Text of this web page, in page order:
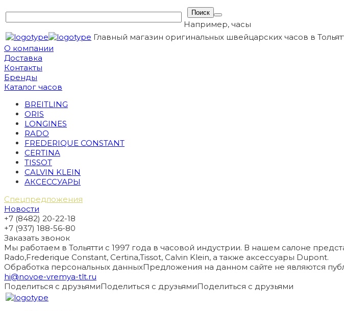
Например, часы
Главный магазин оригинальных швейцарских часов в
О компании
Доставка
Контакты
Бренды
Каталог часов
BREITLING
ORIS
LONGINES
RADO
FREDERIQUE CONSTANT
CERTINA
TISSOT
CALVIN KLEIN
АКСЕССУАРЫ
Спецпредложения
Новости
+7 (8482) 20-22-18
+7 (937) 188-56-80
Заказать звонок
Мы работаем в Тольятти с 1997 года в часовой индустрии. В нашем салоне
Rado,Frederique Constant, Certina,Tissot, Calvin Klein, а также аксессуары Dupont.
Обработка персональных данныхПредложения на данном сайте не являются
hi@novoe-vremya-tlt.ru
Поделиться с друзьямиПоделиться с друзьямиПоделиться с друзьями